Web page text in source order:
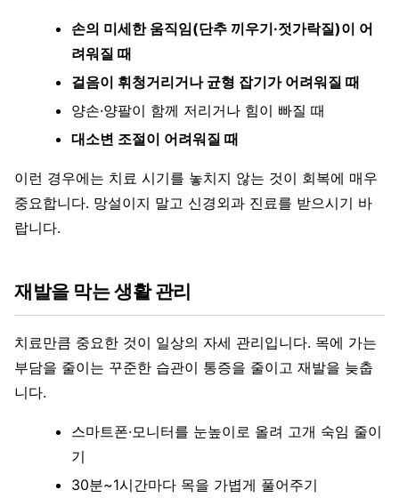
손의 미세한 움직임(단추 끼우기·젓가락질)이 어
려워질 때
걸음이 휘청거리거나 균형 잡기가 어려워질 때
양손·양팔이 함께 저리거나 힘이 빠질 때
대소변 조절이 어려워질 때
이런 경우에는 치료 시기를 놓치지 않는 것이 회복에 매우
중요합니다. 망설이지 말고 신경외과 진료를 받으시기 바
랍니다.
재발을 막는 생활 관리
치료만큼 중요한 것이 일상의 자세 관리입니다. 목에 가는
부담을 줄이는 꾸준한 습관이 통증을 줄이고 재발을 늦춥
니다.
스마트폰·모니터를 눈높이로 올려 고개 숙임 줄이
기
30분~1시간마다 목을 가볍게 풀어주기